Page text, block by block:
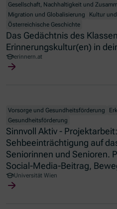
Gesellschaft, Nachhaltigkeit und
Migration und Globalisierung
Kultur
Österreichische Geschichte
Das Gedächtnis des
Erinnerungskultur(en) in
erinnern.at
Vorsorge und Gesundheitsförderung
Gesundheitsförderung
Sinnvoll Aktiv -
Sehbeeinträchtigung auf
Seniorinnen und Senioren.
Social-Media-Beitrag,
Universität Wien